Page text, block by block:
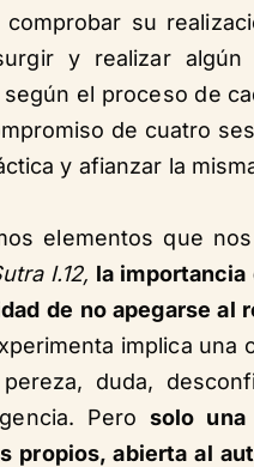
comprobar su
y realizar
el proceso de
de cuatro
y afianzar la
elementos que
I.12, la
de no apegarse al
implica una
duda,
Perosolo una
propios, abierta al